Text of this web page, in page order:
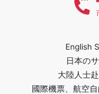
English
日本の
大陸人士
國際機票、航空